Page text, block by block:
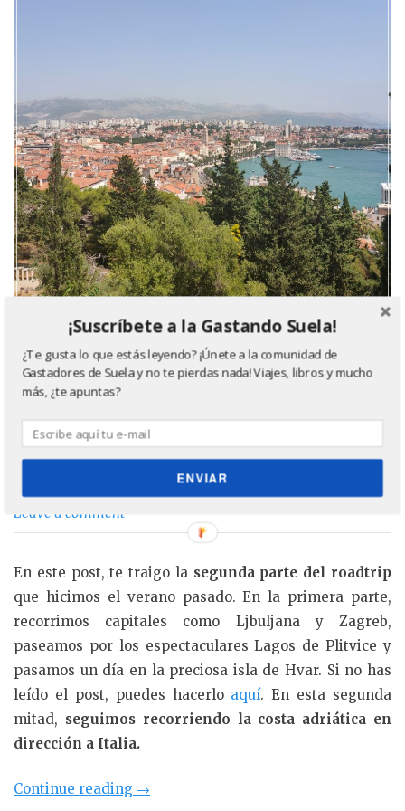
Roadtrip: ruta en coche por Croacia,
Eslovenia e Italia (II)
PUBLISHED ON31 mayo, 2022byVictor
Leave a comment
En este post, te traigo la segunda parte del roadtrip
que hicimos el verano pasado. En la primera parte,
recorrimos capitales como Ljbuljana y Zagreb,
paseamos por los espectaculares Lagos de Plitvice y
pasamos un día en la preciosa isla de Hvar. Si no has
leído el post, puedes hacerlo aquí. En esta segunda
mitad, seguimos recorriendo la costa adriática en
dirección a Italia.
Continue reading «Roadtrip:
→
¡Suscríbete a la Gastando Suela!
¿Te gusta lo que estás leyendo? ¡Únete a la comunidad de
Gastadores de Suela y no te pierdas nada! Viajes, libros y mucho
más, ¿te apuntas?
ENVIAR